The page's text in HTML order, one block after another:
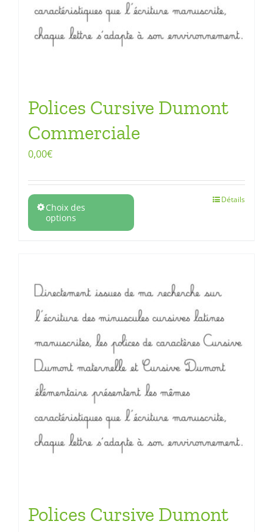
Polices Cursive Dumont
Commerciale
0,00€
Choix des
options
Détails
Polices Cursive Dumont